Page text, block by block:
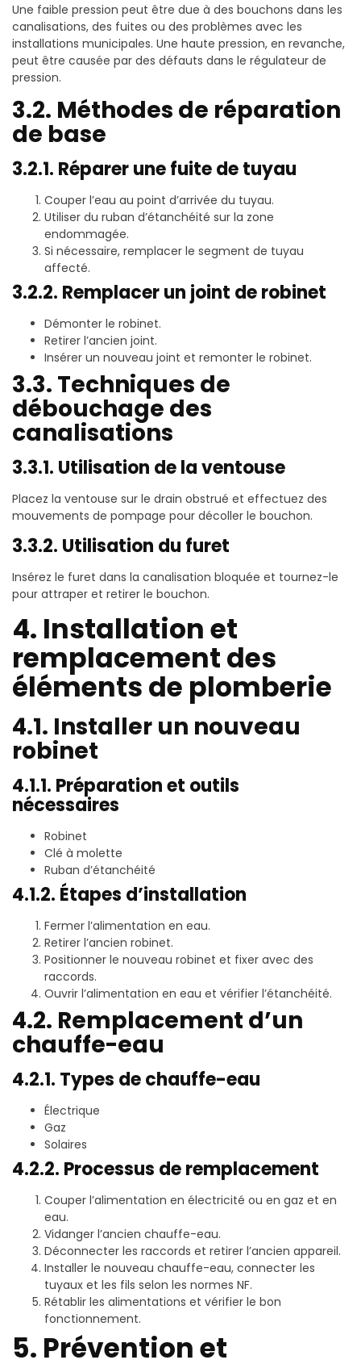
Une faible pression peut être due à des bouchons dans les
canalisations, des fuites ou des problèmes avec les
installations municipales. Une haute pression, en revanche,
peut être causée par des défauts dans le régulateur de
pression.
3.2. Méthodes de réparation
de base
3.2.1. Réparer une fuite de tuyau
Couper l’eau au point d’arrivée du tuyau.
Utiliser du ruban d’étanchéité sur la zone
endommagée.
Si nécessaire, remplacer le segment de tuyau
affecté.
3.2.2. Remplacer un joint de robinet
Démonter le robinet.
Retirer l’ancien joint.
Insérer un nouveau joint et remonter le robinet.
3.3. Techniques de
débouchage des
canalisations
3.3.1. Utilisation de la ventouse
Placez la ventouse sur le drain obstrué et effectuez des
mouvements de pompage pour décoller le bouchon.
3.3.2. Utilisation du furet
Insérez le furet dans la canalisation bloquée et tournez-le
pour attraper et retirer le bouchon.
4. Installation et
remplacement des
éléments de plomberie
4.1. Installer un nouveau
robinet
4.1.1. Préparation et outils
nécessaires
Robinet
Clé à molette
Ruban d’étanchéité
4.1.2. Étapes d’installation
Fermer l’alimentation en eau.
Retirer l’ancien robinet.
Positionner le nouveau robinet et fixer avec des
raccords.
Ouvrir l’alimentation en eau et vérifier l’étanchéité.
4.2. Remplacement d’un
chauffe-eau
4.2.1. Types de chauffe-eau
Électrique
Gaz
Solaires
4.2.2. Processus de remplacement
Couper l’alimentation en électricité ou en gaz et en
eau.
Vidanger l’ancien chauffe-eau.
Déconnecter les raccords et retirer l’ancien appareil.
Installer le nouveau chauffe-eau, connecter les
tuyaux et les fils selon les normes NF.
Rétablir les alimentations et vérifier le bon
fonctionnement.
5. Prévention et